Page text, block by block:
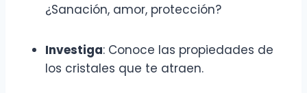
¿Sanación, amor, protección?
Investiga: Conoce las propiedades de
los cristales que te atraen.